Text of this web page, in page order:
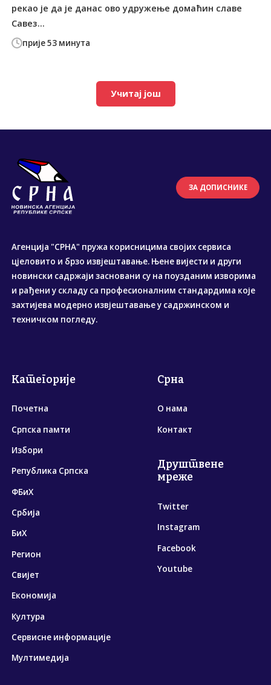
прије 53 минута
рекао је да је данас ово удружење домаћин славе
Савез...
Учитај још
ЗА ДОПИСНИКЕ
Агенција "СРНА" пружа корисницима својих сервиса
цјеловито и брзо извјештавање. Њене вијести и други
новински садржаји засновани су на поузданим изворима
и рађени у складу са професионалним стандардима које
захтијева модерно извјештавање у садржинском и
техничком погледу.
Категорије
Почетна
Српска памти
Избори
Република Српска
ФБиХ
Србија
БиХ
Регион
Свијет
Економија
Култура
Сервисне информације
Мултимедија
Срна
О нама
Контакт
Друштвене
мреже
Twitter
Instagram
Facebook
Youtube